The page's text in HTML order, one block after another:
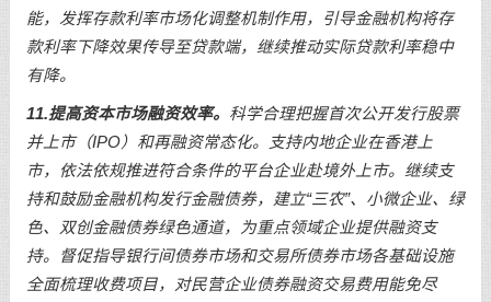
能，发挥存款利率市场化调整机制作用，引导金融机构将存
款利率下降效果传导至贷款端，继续推动实际贷款利率稳中
有降。
11.提高资本市场融资效率。 科学合理把握首次公开发行股票
并上市（IPO）和再融资常态化。支持内地企业在香港上
市，依法依规推进符合条件的平台企业赴境外上市。继续支
持和鼓励金融机构发行金融债券，建立“三农”、小微企业、绿
色、双创金融债券绿色通道，为重点领域企业提供融资支
持。督促指导银行间债券市场和交易所债券市场各基础设施
全面梳理收费项目，对民营企业债券融资交易费用能免尽